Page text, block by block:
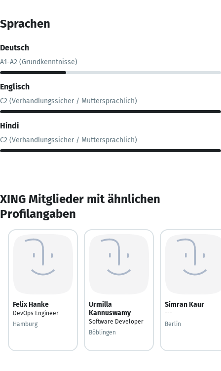
Sprachen
Deutsch
A1-A2 (Grundkenntnisse)
Englisch
C2 (Verhandlungssicher / Muttersprachlich)
Hindi
C2 (Verhandlungssicher / Muttersprachlich)
XING Mitglieder mit ähnlichen
Profilangaben
Felix Hanke
DevOps Engineer
Hamburg
Urmilla
Kannuswamy
Software Developer
Böblingen
Simran Kaur
---
Berlin